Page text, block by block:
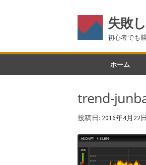
失敗
初心者でも
ナ
ー
ョ
ン
へ
コ
ン
へ
ス
キ
ホーム
trend-
投稿日: 2016年4月22日